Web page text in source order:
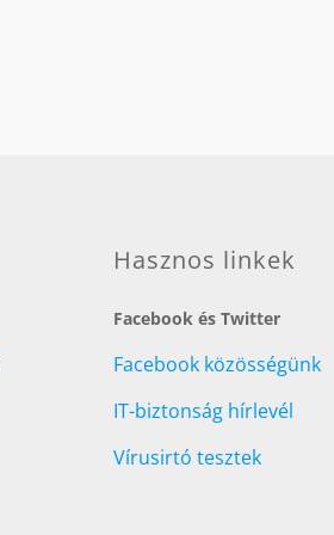
Hasznos linkek
Facebook és Twitter
Facebook közösségünk
IT-biztonság hírlevél
Vírusirtó tesztek